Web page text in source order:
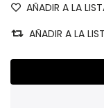
AÑADIR A LA
AÑADIR A LA